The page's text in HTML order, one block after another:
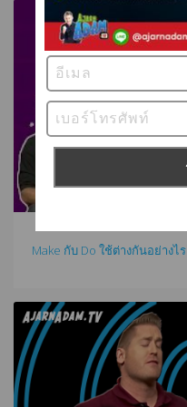
Make กับ Do ใช้ต่างกันอย่างไร